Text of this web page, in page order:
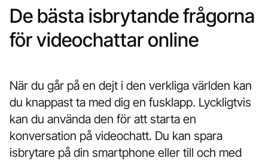
De bästa isbrytande frågorna
för videochattar online
När du går på en dejt i den verkliga världen kan
du knappast ta med dig en fusklapp. Lyckligtvis
kan du använda den för att starta en
konversation på videochatt. Du kan spara
isbrytare på din smartphone eller till och med